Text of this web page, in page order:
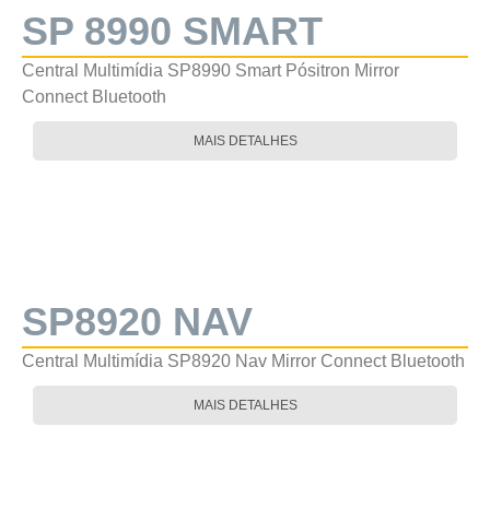
SP 8990 SMART
Central Multimídia SP8990 Smart Pósitron Mirror
Connect Bluetooth
MAIS DETALHES
SP8920 NAV
Central Multimídia SP8920 Nav Mirror Connect Bluetooth
MAIS DETALHES